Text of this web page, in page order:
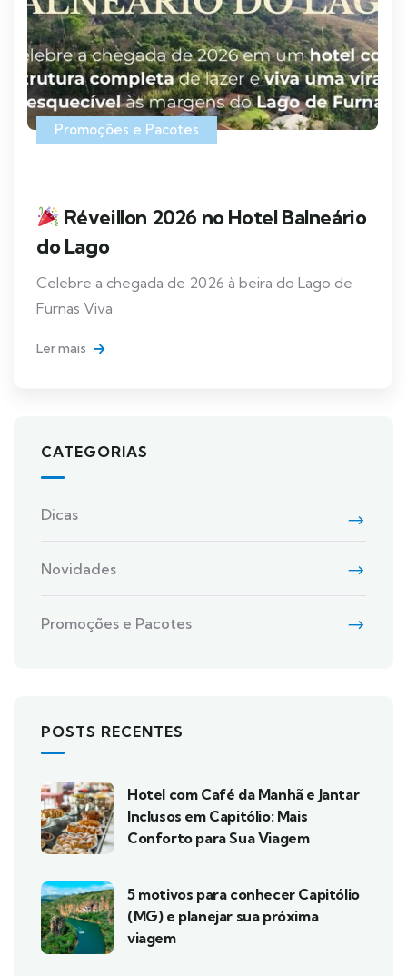
Promoções e Pacotes
Réveillon 2026 no Hotel Balneário
do Lago
Celebre a chegada de 2026 à beira do Lago de
Furnas Viva
Ler mais
CATEGORIAS
Dicas
Novidades
Promoções e Pacotes
POSTS RECENTES
Hotel com Café da Manhã e Jantar
Inclusos em Capitólio: Mais
Conforto para Sua Viagem
5 motivos para conhecer Capitólio
(MG) e planejar sua próxima
viagem